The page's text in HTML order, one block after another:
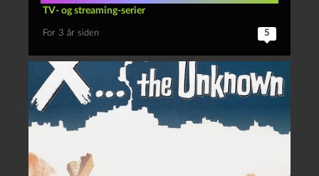
TV- og streaming-serier
For 3 år siden 5